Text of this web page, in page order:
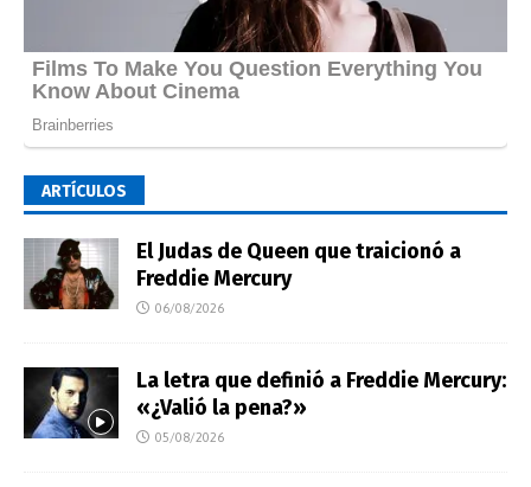
ARTÍCULOS
El Judas de Queen que traicionó a
Freddie Mercury
06/08/2026
La letra que definió a Freddie Mercury:
«¿Valió la pena?»
05/08/2026